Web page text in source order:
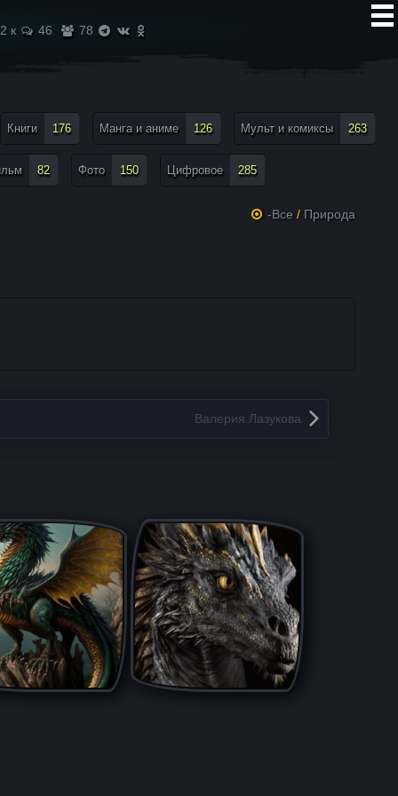
2 к 46 78
Книги 176 Манга и аниме 126 Мульт и комиксы 263
82 Фото 150 Цифровое 285
-Все / Природа
Валерия Лазукова